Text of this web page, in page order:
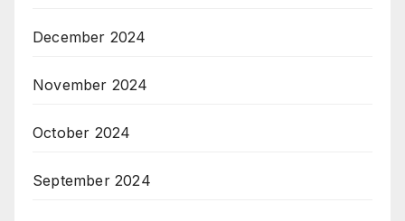
December 2024
November 2024
October 2024
September 2024